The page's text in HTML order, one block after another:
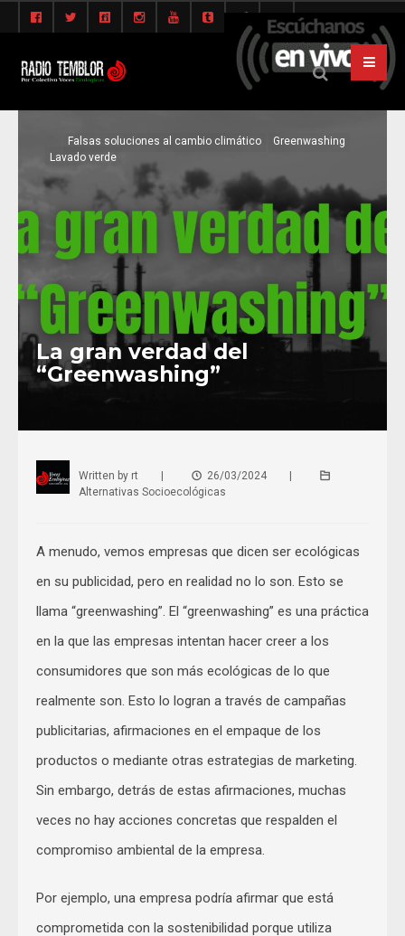
Falsas soluciones al cambio climático
Greenwashing
Lavado verde
La gran verdad del
“Greenwashing”
Written by rt | 26/03/2024
|
Alternativas Socioecológicas
A menudo, vemos empresas que dicen ser ecológicas
en su publicidad, pero en realidad no lo son. Esto se
llama “greenwashing”. El “greenwashing” es una práctica
en la que las empresas intentan hacer creer a los
consumidores que son más ecológicas de lo que
realmente son. Esto lo logran a través de campañas
publicitarias, afirmaciones en el empaque de los
productos o mediante otras estrategias de marketing.
Sin embargo, detrás de estas afirmaciones, muchas
veces no hay acciones concretas que respalden el
compromiso ambiental de la empresa.
Por ejemplo, una empresa podría afirmar que está
comprometida con la sostenibilidad porque utiliza